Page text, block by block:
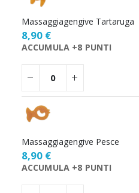
quantità
Massaggiagengive Tartaruga
8,90 €
ACCUMULA +8 PUNTI
Massaggiagengive Pesce
8,90 €
ACCUMULA +8 PUNTI